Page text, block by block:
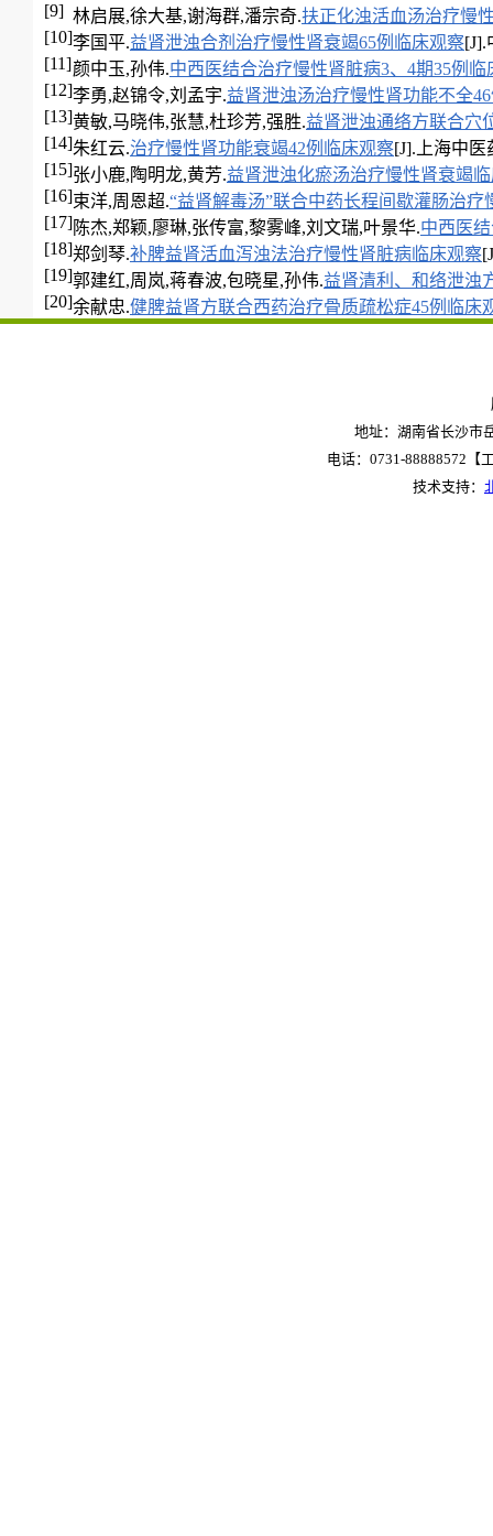
[9] 林启展,徐大基,谢海群,潘宗奇.扶正化浊活血汤治疗慢
[10]李国平.益肾泄浊合剂治疗慢性肾衰竭65例临床观察[J].
[11]颜中玉,孙伟.中西医结合治疗慢性肾脏病3、4期35例临
[12]李勇,赵锦令,刘孟宇.益肾泄浊汤治疗慢性肾功能不全
[13]黄敏,马晓伟,张慧,杜珍芳,强胜.益肾泄浊通络方联合穴
[14]朱红云.治疗慢性肾功能衰竭42例临床观察[J].上海中医
[15]张小鹿,陶明龙,黄芳.益肾泄浊化瘀汤治疗慢性肾衰竭
[16]束洋,周恩超.“益肾解毒汤”联合中药长程间歇灌肠治
[17]陈杰,郑颖,廖琳,张传富,黎雾峰,刘文瑞,叶景华.中西医
[18]郑剑琴.补脾益肾活血泻浊法治疗慢性肾脏病临床观察
[19]郭建红,周岚,蒋春波,包晓星,孙伟.益肾清利、和络泄浊
[20]余献忠.健脾益肾方联合西药治疗骨质疏松症45例临床
地址：湖南省长沙市
电话：0731-88888572【
技术支持：